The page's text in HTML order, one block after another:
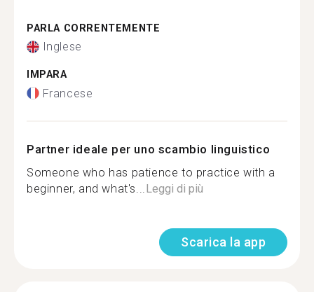
PARLA CORRENTEMENTE
Inglese
IMPARA
Francese
Partner ideale per uno scambio linguistico
Someone who has patience to practice with a
beginner, and what's... Leggi di più
Scarica la app